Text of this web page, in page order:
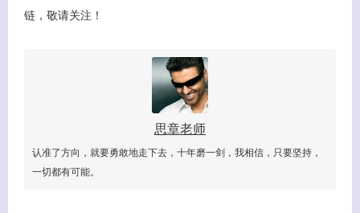
链，敬请关注！
思章老师
认准了方向，就要勇敢地走下去，十年磨一剑，我相信，只要坚持，
一切都有可能。